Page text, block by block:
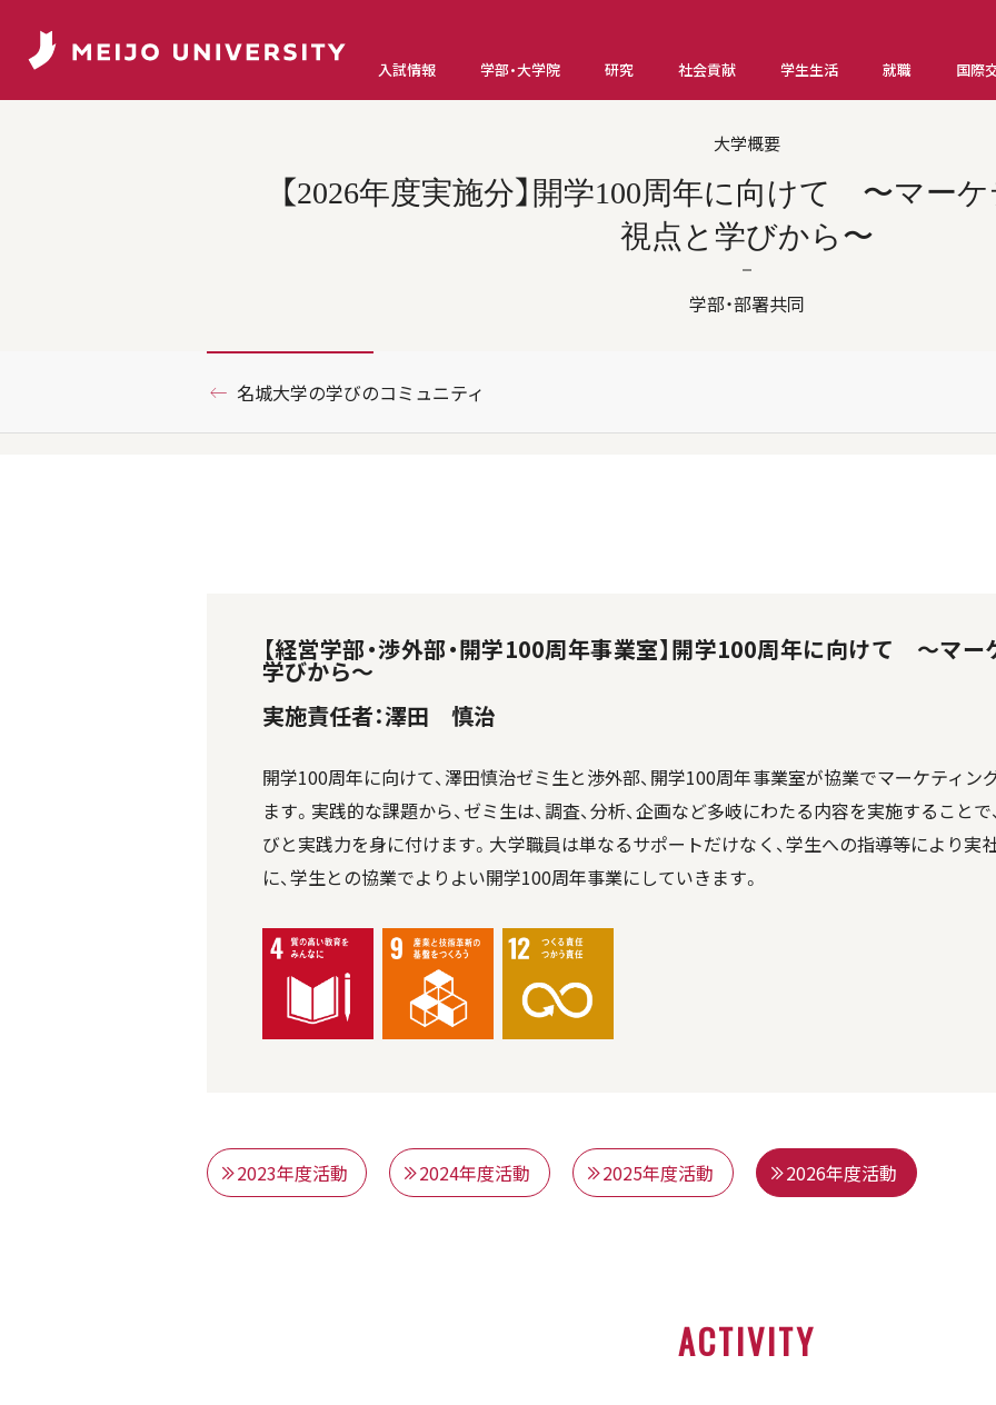
入試情報 学部・大学院 研究 社会貢献 学生生活 就職 国際
大学概要
【2026年度実施分】開学100周年に向けて 〜マー
視点と学びから〜
学部・部署共同
名城大学の学びのコミュニティ
【経営学部・渉外部・開学100周年事業室】開学100周年に向けて 〜マ
学びから〜
実施責任者：澤田 慎治
開学100周年に向けて、澤田慎治ゼミ生と渉外部、開学100周年事業室が協業でマーケティ
ます。実践的な課題から、ゼミ生は、調査、分析、企画など多岐にわたる内容を実施すること
びと実践力を身に付けます。大学職員は単なるサポートだけなく、学生への指導等により
に、学生との協業でよりよい開学100周年事業にしていきます。
2023年度活動 2024年度活動 2025年度活動 2026年度活動
ACTIVITY